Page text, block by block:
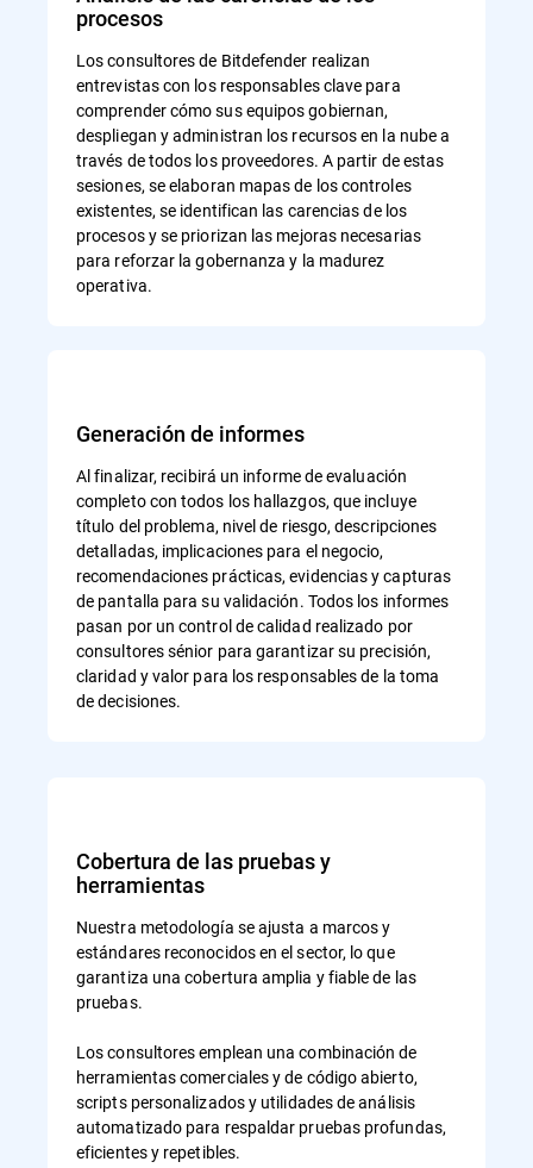
procesos
Los consultores de Bitdefender realizan
entrevistas con los responsables clave para
comprender cómo sus equipos gobiernan,
despliegan y administran los recursos en la nube a
través de todos los proveedores. A partir de estas
sesiones, se elaboran mapas de los controles
existentes, se identifican las carencias de los
procesos y se priorizan las mejoras necesarias
para reforzar la gobernanza y la madurez
operativa.
Generación de informes
Al finalizar, recibirá un informe de evaluación
completo con todos los hallazgos, que incluye
título del problema, nivel de riesgo, descripciones
detalladas, implicaciones para el negocio,
recomendaciones prácticas, evidencias y capturas
de pantalla para su validación. Todos los informes
pasan por un control de calidad realizado por
consultores sénior para garantizar su precisión,
claridad y valor para los responsables de la toma
de decisiones.
Cobertura de las pruebas y
herramientas
Nuestra metodología se ajusta a marcos y
estándares reconocidos en el sector, lo que
garantiza una cobertura amplia y fiable de las
pruebas.
Los consultores emplean una combinación de
herramientas comerciales y de código abierto,
scripts personalizados y utilidades de análisis
automatizado para respaldar pruebas profundas,
eficientes y repetibles.